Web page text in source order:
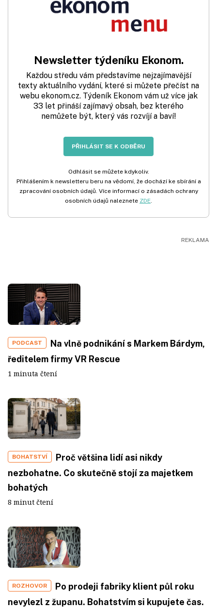
Newsletter týdeníku Ekonom.
Každou středu vám představíme nejzajímavější
texty aktuálního vydání, které si můžete přečíst na
webu ekonom.cz. Týdeník Ekonom vám už více jak
33 let přináší zajímavý obsah, bez kterého
nemůžete být, který vás rozvíjí a baví!
PŘIHLÁSIT SE K ODBĚRU
Odhlásit se můžete kdykoliv.
Přihlášením k newsletteru beru na vědomí, že dochází ke sbírání a
zpracování osobních údajů. Více informací o zásadách ochrany
osobních údajů naleznete ZDE.
PODCAST
Na vlně podnikání s Markem Bárdym,
ředitelem firmy VR Rescue
1 minuta čtení
BOHATSTVÍ
Proč většina lidí asi nikdy
nezbohatne. Co skutečně stojí za majetkem
bohatých
8 minut čtení
ROZHOVOR
Po prodeji fabriky klient půl roku
nevylezl z županu. Bohatstvím si kupujete čas.